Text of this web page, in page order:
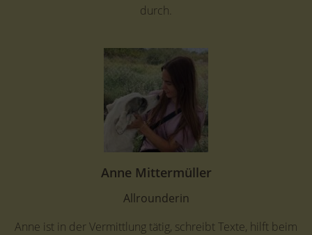
durch.
Anne Mittermüller
Allrounderin
Anne ist in der Vermittlung tätig, schreibt Texte, hilft beim